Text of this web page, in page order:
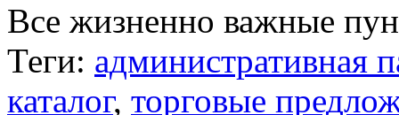
Все жизненно важные
Теги: административная
каталог, торговые